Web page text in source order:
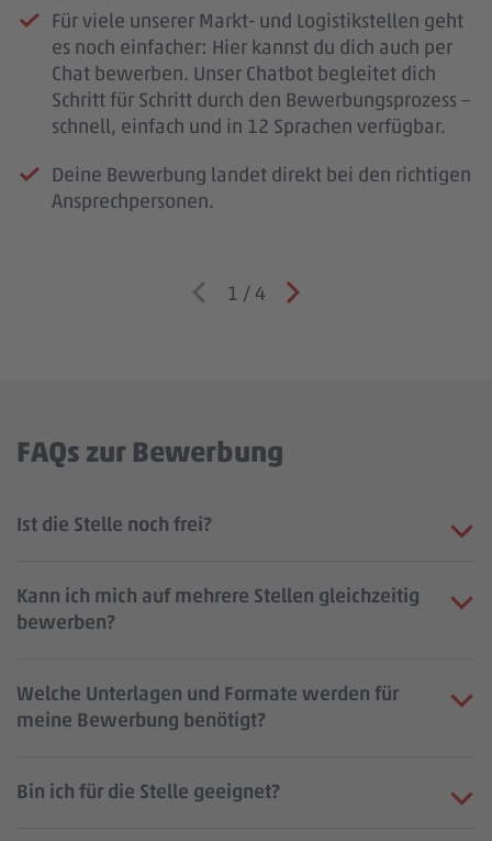
Für viele unserer Markt- und Logistikstellen geht
es noch einfacher: Hier kannst du dich auch per
Chat bewerben. Unser Chatbot begleitet dich
Schritt für Schritt durch den Bewerbungsprozess –
schnell, einfach und in 12 Sprachen verfügbar.
Deine Bewerbung landet direkt bei den richtigen
Ansprechpersonen.
1 / 4
FAQs zur Bewerbung
Ist die Stelle noch frei?
Kann ich mich auf mehrere Stellen gleichzeitig
bewerben?
Welche Unterlagen und Formate werden für
meine Bewerbung benötigt?
Bin ich für die Stelle geeignet?